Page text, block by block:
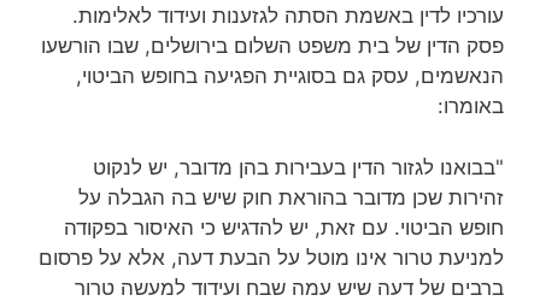
עורכיו לדין באשמת הסתה לגזענות ועידוד לאלימות.
פסק הדין של בית משפט השלום בירושלים, שבו הורשעו
הנאשמים, עסק גם בסוגיית הפגיעה בחופש הביטוי,
באומרו:
"בבואנו לגזור הדין בעבירות בהן מדובר, יש לנקוט
זהירות שכן מדובר בהוראת חוק שיש בה הגבלה על
חופש הביטוי. עם זאת, יש להדגיש כי האיסור בפקודה
למניעת טרור אינו מוטל על הבעת דעה, אלא על פרסום
ברבים של דעה שיש עמה שבח ועידוד למעשה טרור